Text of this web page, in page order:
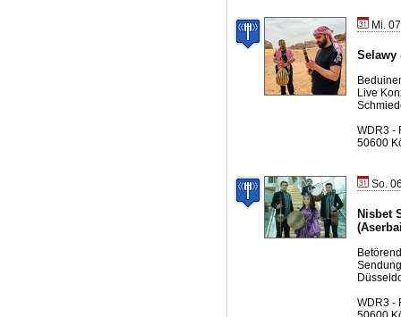
Mi.
Selawy
Live
WDR3 -
50600
So.
Nisbet
WDR3 -